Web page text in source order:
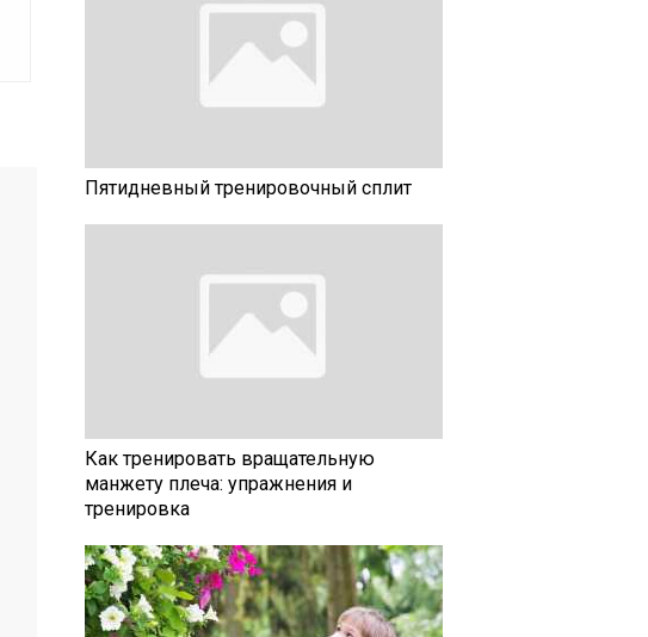
Пятидневный тренировочный сплит
Как тренировать вращательную
манжету плеча: упражнения и
тренировка